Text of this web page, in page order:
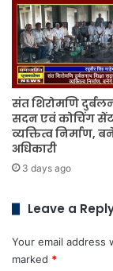
संत शिरोमणि
सदन एवं कोचिंग
व्यक्तित्व निर्माण,
अधिकारी
3 days ago
Leave a
Your email address
marked *